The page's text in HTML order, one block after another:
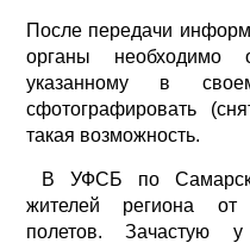
После передачи
органы необходимо
указанному в
сфотографировать
такая возможность.
В УФСБ по
жителей региона от
полетов. Зачастую у